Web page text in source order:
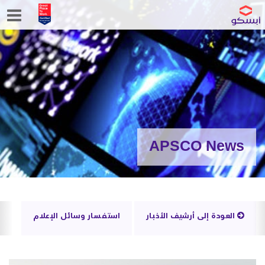
APSCO News
العودة إلى أرشيف الأخبار استفسار وسائل الإعلام